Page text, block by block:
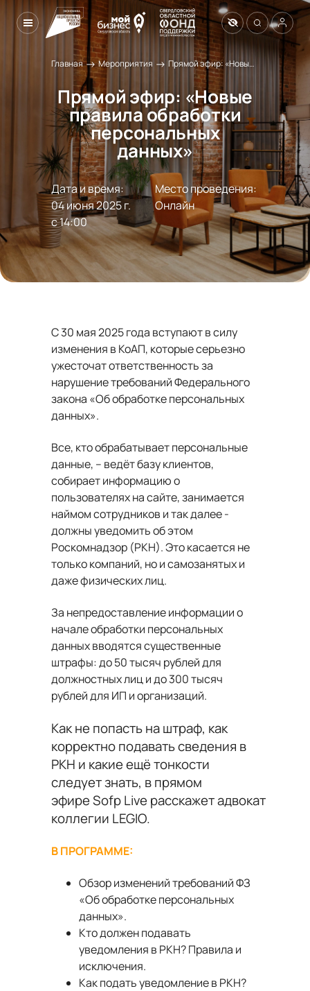
Главная→Мероприятия → Прямой эфир: «Новые правила обработки персональных данных»
Прямой эфир: «Новые
правила обработки
персональных
данных»
Дата и время:
04 июня 2025 г.
с 14:00
Место проведения:
Онлайн
С 30 мая 2025 года вступают в силу
изменения в КоАП, которые серьезно
ужесточат ответственность за
нарушение требований Федерального
закона «Об обработке персональных
данных».
Все, кто обрабатывает персональные
данные, – ведёт базу клиентов,
собирает информацию о
пользователях на сайте, занимается
наймом сотрудников и так далее -
должны уведомить об этом
Роскомнадзор (РКН). Это касается не
только компаний, но и самозанятых и
даже физических лиц.
За непредоставление информации о
начале обработки персональных
данных вводятся существенные
штрафы: до 50 тысяч рублей для
должностных лиц и до 300 тысяч
рублей для ИП и организаций.
Как не попасть на штраф, как
корректно подавать сведения в
РКН и какие ещё тонкости
следует знать, в прямом
эфиреSofp Live расскажет адвокат
коллегии LEGIO.
В ПРОГРАММЕ:
Обзор изменений требований ФЗ
«Об обработке персональных
данных».
Кто должен подавать
уведомления в РКН? Правила и
исключения.
Как подать уведомление в РКН?